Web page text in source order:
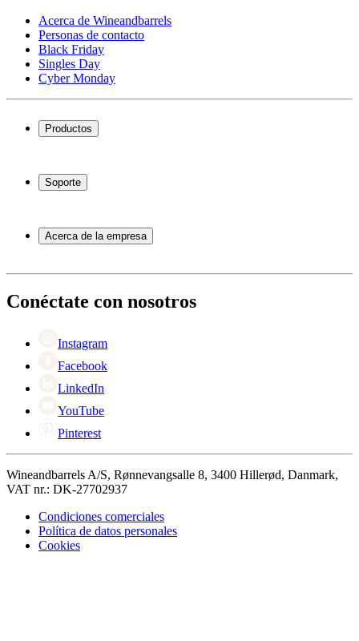
Acerca de Wineandbarrels
Personas de contacto
Black Friday
Singles Day
Cyber Monday
Productos
Botelleros
Muebles para vino
Soporte
Servicio
Pago
Devolución
Acerca de la empresa
Black Friday
Singles Day
Conéctate con nosotros
Instagram
Facebook
LinkedIn
YouTube
Pinterest
Wineandbarrels A/S, Rønnevangsalle 8, 3400 Hillerød, Danmark,
VAT nr.: DK-27702937
Condiciones comerciales
Política de datos personales
Cookies